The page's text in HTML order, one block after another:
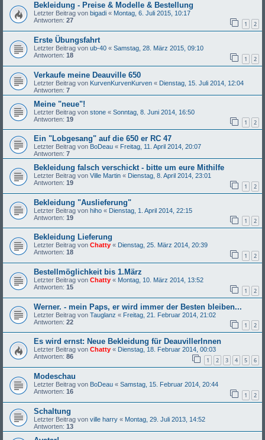
Bekleidung - Preise & Modelle & Bestellung
Letzter Beitrag von bigadi « Montag, 6. Juli 2015, 10:17
Antworten: 27 1 2
Erste Übungsfahrt
Letzter Beitrag von ub-40 « Samstag, 28. März 2015, 09:10
Antworten: 18 1 2
Verkaufe meine Deauville 650
Letzter Beitrag von KurvenKurvenKurven « Dienstag, 15. Juli 2014, 12:04
Antworten: 7
Meine "neue"!
Letzter Beitrag von stone « Sonntag, 8. Juni 2014, 16:50
Antworten: 19 1 2
Ein "Lobgesang" auf die 650 er RC 47
Letzter Beitrag von BoDeau « Freitag, 11. April 2014, 20:07
Antworten: 7
Bekleidung falsch verschickt - bitte um eure Mithilfe
Letzter Beitrag von Ville Martin « Dienstag, 8. April 2014, 23:01
Antworten: 19 1 2
Bekleidung "Auslieferung"
Letzter Beitrag von hiho « Dienstag, 1. April 2014, 22:15
Antworten: 19 1 2
Bekleidung Lieferung
Letzter Beitrag von Chatty « Dienstag, 25. März 2014, 20:39
Antworten: 18 1 2
Bestellmöglichkeit bis 1.März
Letzter Beitrag von Chatty « Montag, 10. März 2014, 13:52
Antworten: 15 1 2
Werner. - mein Paps, er wird immer der Besten bleiben...
Letzter Beitrag von Tauglanz « Freitag, 21. Februar 2014, 21:02
Antworten: 22 1 2
Es wird ernst: Neue Bekleidung für DeauvillerInnen
Letzter Beitrag von Chatty « Dienstag, 18. Februar 2014, 00:03
Antworten: 86 1 2 3 4 5 6
Modeschau
Letzter Beitrag von BoDeau « Samstag, 15. Februar 2014, 20:44
Antworten: 16 1 2
Schaltung
Letzter Beitrag von ville harry « Montag, 29. Juli 2013, 14:52
Antworten: 13